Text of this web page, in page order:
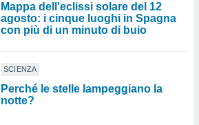
Mappa dell'eclissi solare del 12
agosto: i cinque luoghi in Spagna
con più di un minuto di buio
SCIENZA
Perché le stelle lampeggiano la
notte?